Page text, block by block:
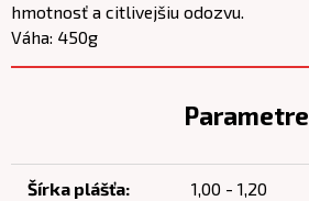
hmotnosť a citlivejšiu odozvu.
Váha: 450g
Parametre
Šírka plášťa: 1,00 - 1,20